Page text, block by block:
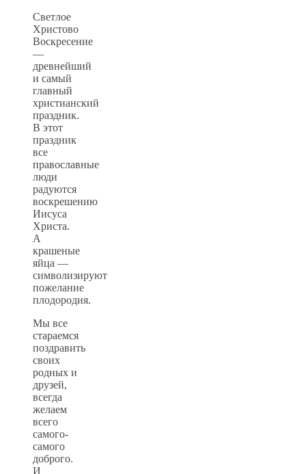
Светлое
Христово
Воскресение
—
древнейший
и самый
главный
христианский
праздник.
В этот
праздник
все
православные
люди
радуются
воскрешению
Иисуса
Христа.
А
крашеные
яйца —
символизируют
пожелание
плодородия.
Мы все
стараемся
поздравить
своих
родных и
друзей,
всегда
желаем
всего
самого-
самого
доброго.
И